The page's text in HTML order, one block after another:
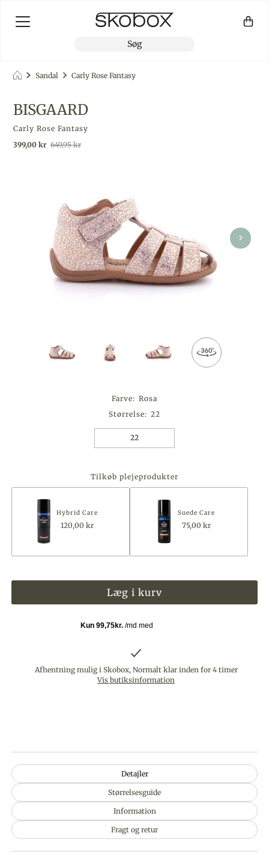
Sandal Carly Rose Fantasy
BISGAARD
Carly Rose Fantasy
399,00 kr 649,95 kr
Størrelse: 22
22
Farve: Rosa
Tilkøb plejeprodukter
Hybrid Care
120,00 kr
Suede Care
75,00 kr
Afhentning mulig i Skobox, Normalt klar inden for 4 timer
Vis butiksinformation
Detajler
Størrelsesguide
Information
Fragt og retur